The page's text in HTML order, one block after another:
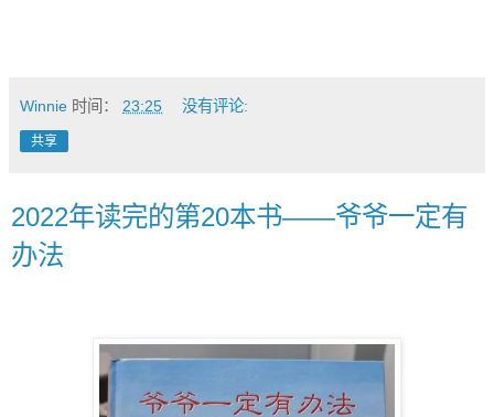
Winnie 时间： 23:25 没有评论:
共享
2022年读完的第20本书——爷爷一定有
办法